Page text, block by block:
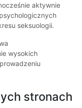
aktywnie
seksuologii.
wysokich
stronach